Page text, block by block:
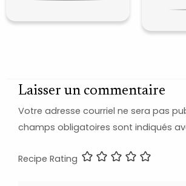
Laisser un commentaire
Votre adresse courriel ne sera pas
champs obligatoires sont indiqués
Recipe Rating